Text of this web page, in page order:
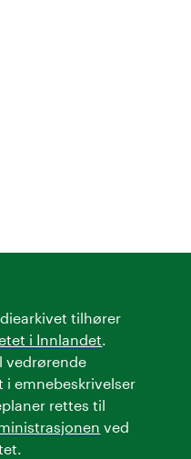
tilhører
i Innlandet.
vedrørende
i emnebeskrivelser
rettes til
ved